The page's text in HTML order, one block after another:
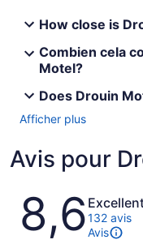
How close is
Combien cela
Motel?
Does Drouin
Afficher plus
Avis pour
Avis
8,6132 avis
Avis